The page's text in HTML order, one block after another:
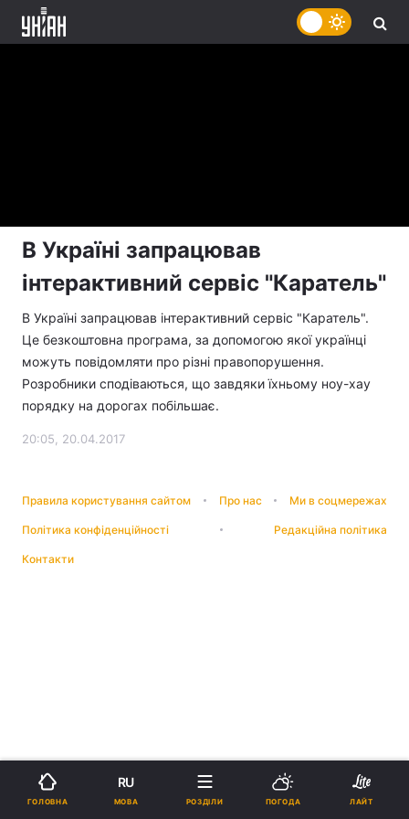
В Україні запрацював
інтерактивний сервіс "Каратель"
В Україні запрацював інтерактивний сервіс "Каратель".
Це безкоштовна програма, за допомогою якої українці
можуть повідомляти про різні правопорушення.
Розробники сподіваються, що завдяки їхньому ноу-хау
порядку на дорогах побільшає.
20:05, 20.04.2017
Правила користування сайтом Про нас Ми в соцмережах
Політика конфіденційності Редакційна політика
Контакти
ГОЛОВНА
RU
МОВА РОЗДІЛИ ПОГОДА ЛАЙТ